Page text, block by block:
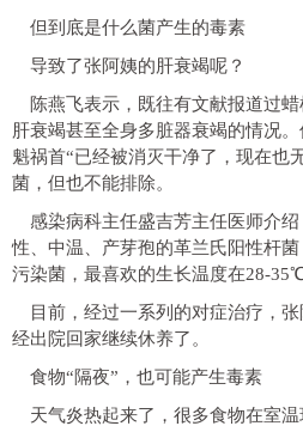
但到底是什么菌产生的毒素
导致了张阿姨的肝衰竭呢？
陈燕飞表示，既往有文献报道过
肝衰竭甚至全身多脏器衰竭的情况
魁祸首“已经被消灭干净了，现在也
菌，但也不能排除。
感染病科主任盛吉芳主任医师介绍
性、中温、产芽孢的革兰氏阳性杆菌
污染菌，最喜欢的生长温度在28-
目前，经过一系列的对症治疗，
经出院回家继续休养了。
食物“隔夜”，也可能产生毒素
天气炎热起来了，很多食物在室